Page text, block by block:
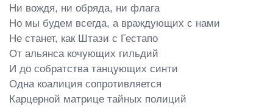
Ни вождя, ни обряда, ни флага
Но мы будем всегда, а враждующих с нами
Не станет, как Штази с Гестапо
От альянса кочующих гильдий
И до собратства танцующих синти
Одна коалиция сопротивляется
Карцерной матрице тайных полиций